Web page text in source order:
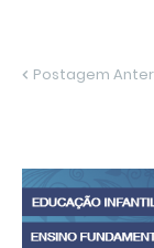
Postagem